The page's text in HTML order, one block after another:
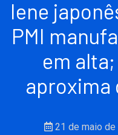
Iene
PMI
em
aproxima
21 de maio de